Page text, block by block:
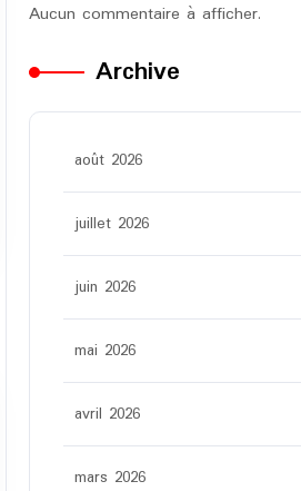
Aucun commentaire à afficher.
Archive
août 2026
juillet 2026
juin 2026
mai 2026
avril 2026
mars 2026